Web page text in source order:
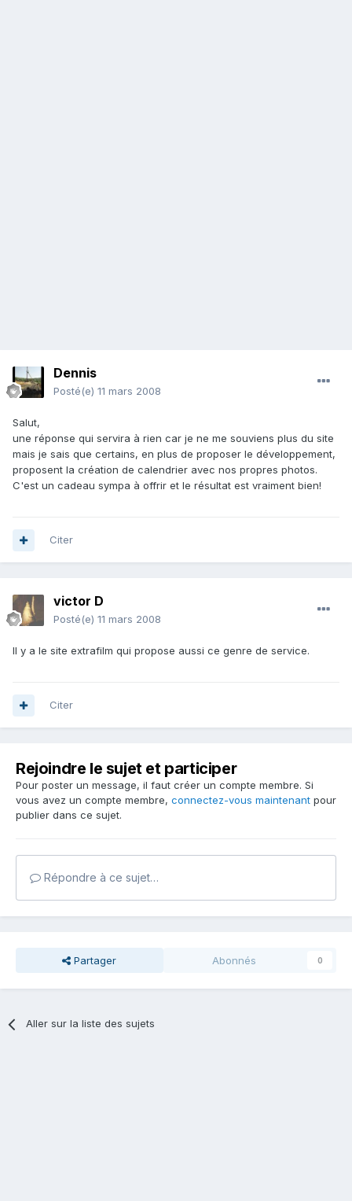
Dennis
Posté(e) 11 mars 2008
Salut,
une réponse qui servira à rien car je ne me souviens plus du site
mais je sais que certains, en plus de proposer le développement,
proposent la création de calendrier avec nos propres photos.
C'est un cadeau sympa à offrir et le résultat est vraiment bien!
Citer
victor D
Posté(e) 11 mars 2008
Il y a le site extrafilm qui propose aussi ce genre de service.
Citer
Rejoindre le sujet et participer
Pour poster un message, il faut créer un compte membre. Si
vous avez un compte membre, connectez-vous maintenant pour
publier dans ce sujet.
Répondre à ce sujet…
Partager Abonnés 0
Aller sur la liste des sujets